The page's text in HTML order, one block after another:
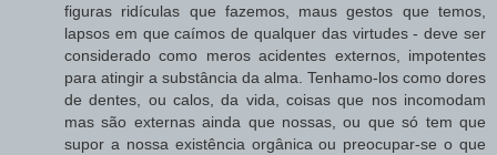
figuras ridículas que fazemos, maus gestos que temos,
lapsos em que caímos de qualquer das virtudes - deve ser
considerado como meros acidentes externos, impotentes
para atingir a substância da alma. Tenhamo-los como dores
de dentes, ou calos, da vida, coisas que nos incomodam
mas são externas ainda que nossas, ou que só tem que
supor a nossa existência orgânica ou preocupar-se o que